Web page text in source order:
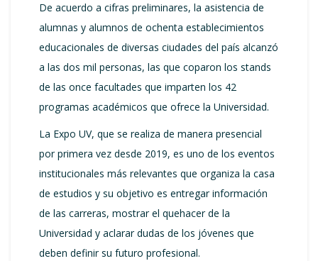
De acuerdo a cifras preliminares, la asistencia de
alumnas y alumnos de ochenta establecimientos
educacionales de diversas ciudades del país alcanzó
a las dos mil personas, las que coparon los stands
de las once facultades que imparten los 42
programas académicos que ofrece la Universidad.
La Expo UV, que se realiza de manera presencial
por primera vez desde 2019, es uno de los eventos
institucionales más relevantes que organiza la casa
de estudios y su objetivo es entregar información
de las carreras, mostrar el quehacer de la
Universidad y aclarar dudas de los jóvenes que
deben definir su futuro profesional.